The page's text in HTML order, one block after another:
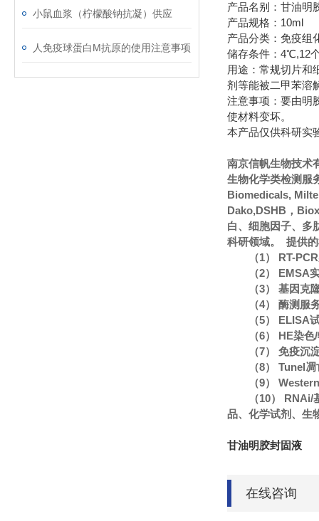
小鼠血浆（柠檬酸钠抗凝）供应
人免疫球蛋白M抗原的使用注意事项
产品名别：甘油明
产品规格：10ml
产品分类：免疫组
储存条件：4℃,12
用途：常规切片和
剂等能被二甲苯溶
注意事项：要由明
使材料变坏。
本产品仅供科研实
南京信帆生物技术
生物化学类检测服
Biomedicals,
Dako,DSHB，
白、细胞因子、多
科研领域。 提供
（1） RT-
（2） EMSA
（3） 基因克
（4） 酶测服
（5） ELISA
（6） HE染
（7） 免疫沉
（8） Tunel
（9）
（10）
品、化学试剂、生
甘油明胶封固液
在线咨询